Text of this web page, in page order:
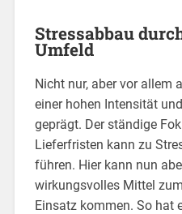
Stressabbau
Umfeld
Nicht nur, aber vor allem
einer hohen Intensität
geprägt. Der ständige
Lieferfristen kann zu
führen. Hier kann nun
wirkungsvolles Mittel
Einsatz kommen. So hat